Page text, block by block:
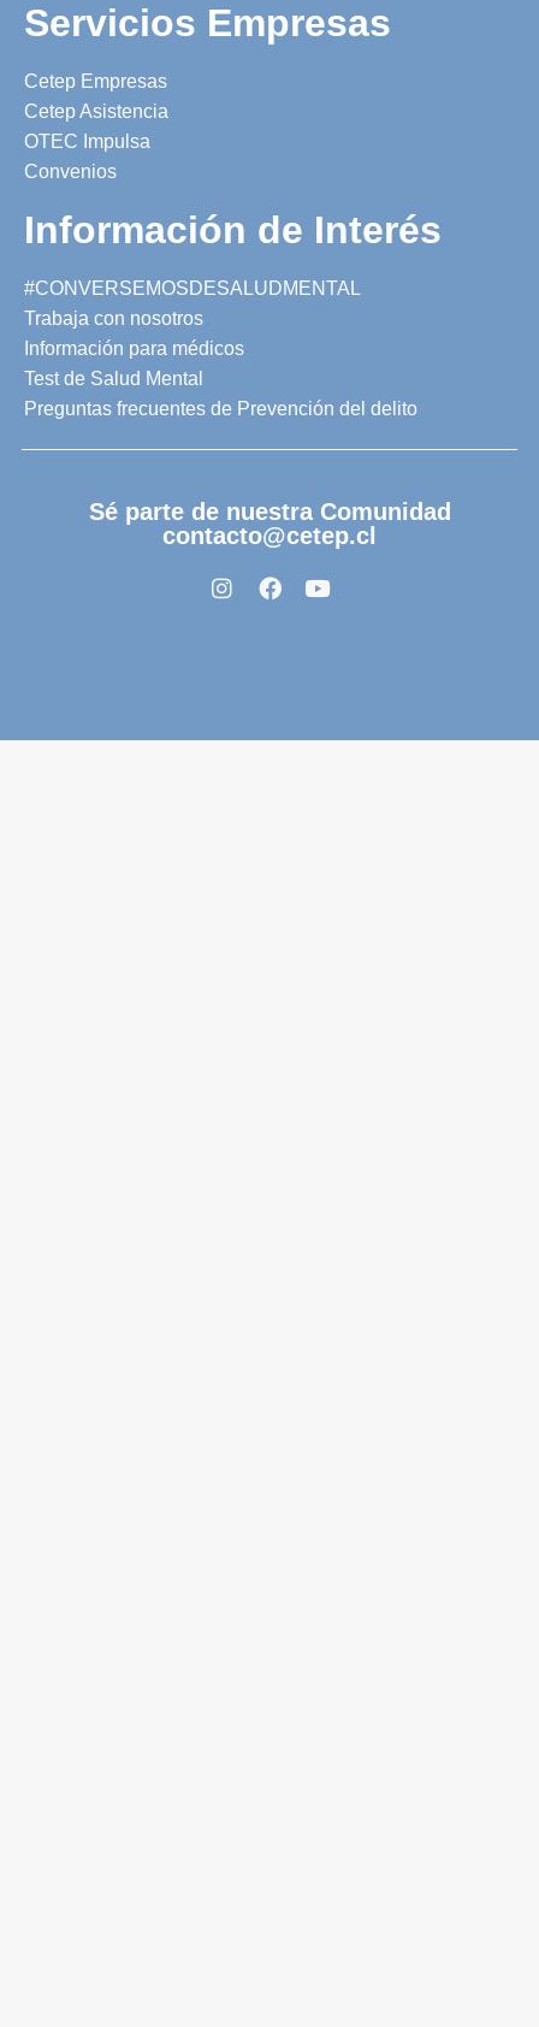
Servicios Empresas
Cetep Empresas
Cetep Asistencia
OTEC Impulsa
Convenios
Información de Interés
#CONVERSEMOSDESALUDMENTAL
Trabaja con nosotros
Información para médicos
Test de Salud Mental
Preguntas frecuentes de Prevención del delito
Sé parte de nuestra Comunidad
contacto@cetep.cl